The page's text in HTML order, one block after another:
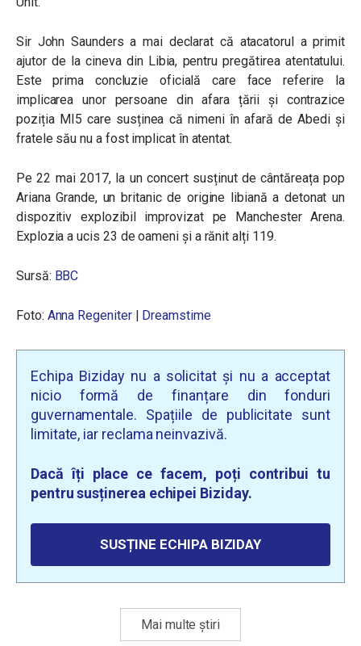
Sir John Saunders a mai declarat că atacatorul a primit
ajutor de la cineva din Libia, pentru pregătirea atentatului.
Este prima concluzie oficială care face referire la
implicarea unor persoane din afara țării și contrazice
poziția MI5 care susținea că nimeni în afară de Abedi și
fratele său nu a fost implicat în atentat.
Pe 22 mai 2017, la un concert susținut de cântăreața pop
Ariana Grande, un britanic de origine libiană a detonat un
dispozitiv explozibil improvizat pe Manchester Arena.
Explozia a ucis 23 de oameni și a rănit alți 119.
Sursă: BBC
Foto: Anna Regeniter | Dreamstime
Echipa Biziday nu a solicitat și nu a acceptat
nicio formă de finanțare din fonduri
guvernamentale. Spațiile de publicitate sunt
limitate, iar reclama neinvazivă.
Dacă îți place ce facem, poți contribui tu
pentru susținerea echipei Biziday.
SUSȚINE ECHIPA BIZIDAY
Mai multe știri